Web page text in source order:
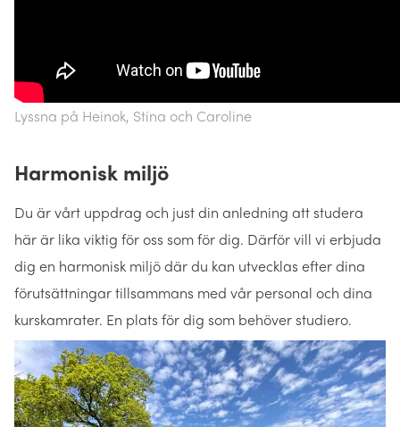
Lyssna på Heinok, Stina och Caroline
Harmonisk miljö
Du är vårt uppdrag och just din anledning att studera
här är lika viktig för oss som för dig. Därför vill vi erbjuda
dig en harmonisk miljö där du kan utvecklas efter dina
förutsättningar tillsammans med vår personal och dina
kurskamrater. En plats för dig som behöver studiero.